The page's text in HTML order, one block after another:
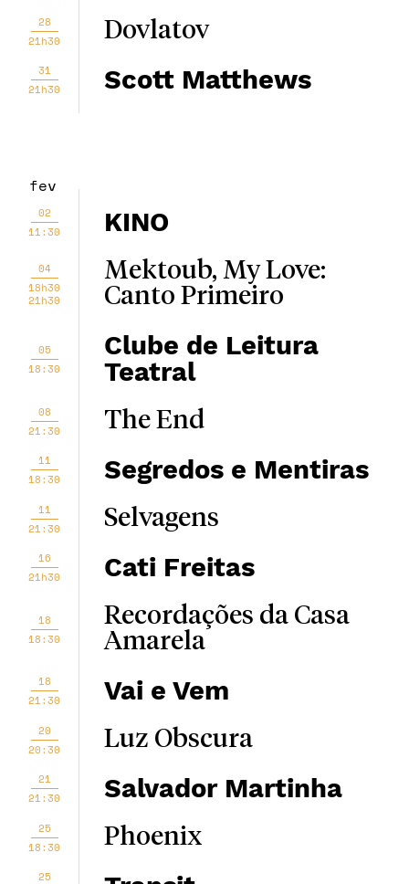
28
21h30
Dovlatov
31
21h30
Scott Matthews
fev
02
11:30
KINO
04
18h30
21h30
Mektoub, My Love:
Canto Primeiro
05
18:30
Clube de Leitura
Teatral
08
21:30
The End
11
18:30
Segredos e Mentiras
11
21:30
Selvagens
16
21h30
Cati Freitas
18
18:30
Recordações da Casa
Amarela
18
21:30
Vai e Vem
20
20:30
Luz Obscura
21
21:30
Salvador Martinha
25
18:30
Phoenix
25